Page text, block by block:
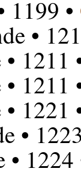
1199 •
•
• 1211
• 1211
• 1221
•
•